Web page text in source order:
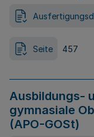
Seite 457
Ausbildungs-
gymnasiale
(APO-GOSt)